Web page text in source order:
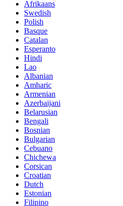
Afrikaans
Swedish
Polish
Basque
Catalan
Esperanto
Hindi
Lao
Albanian
Amharic
Armenian
Azerbaijani
Belarusian
Bengali
Bosnian
Bulgarian
Cebuano
Chichewa
Corsican
Croatian
Dutch
Estonian
Filipino